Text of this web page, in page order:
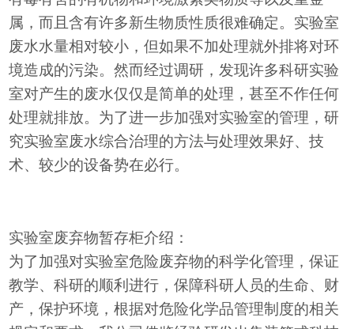
属，而且含有许多新生物质性质很难确定。实验室
废水水量相对较小，但如果不加处理就外排将对环
境造成的污染。然而经过调研，发现许多科研实验
室对产生的废水仅仅是简单的处理，甚至不作任何
处理就排放。为了进一步加强对实验室的管理，研
究实验室废水综合治理的方法与处理效果好、技
术、较少的设备势在必行。
实验室废弃物暂存柜介绍：
为了加强对实验室危险废弃物的科学化管理，保证
教学、科研的顺利进行，保障科研人员的生命、财
产，保护环境，根据对危险化学品管理制度的相关